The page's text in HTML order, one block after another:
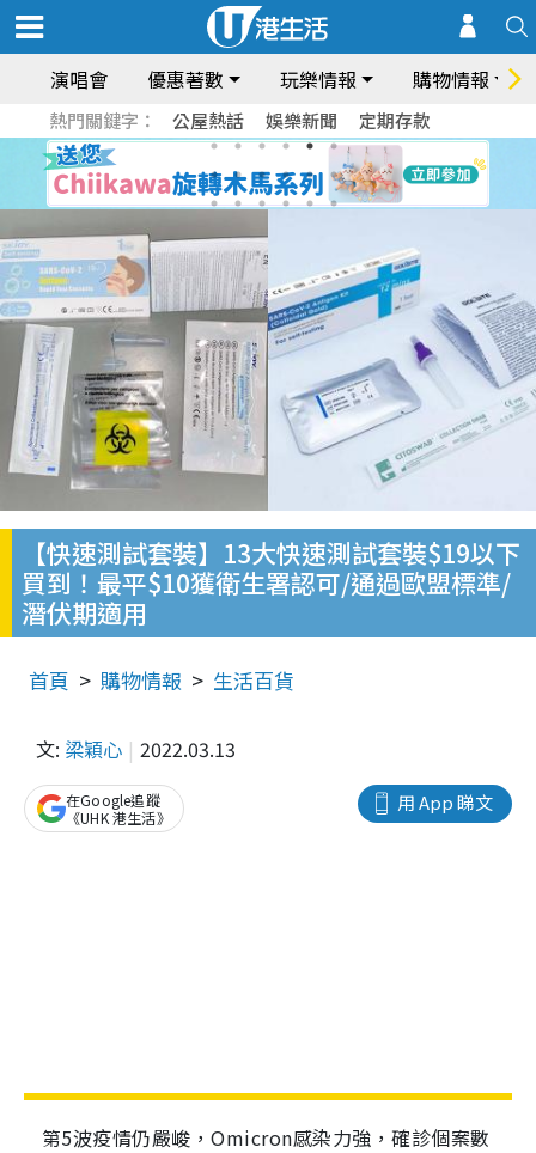
演唱會 優惠著數 玩樂情報 購物情報
熱門關鍵字： 公屋熱話 娛樂新聞 定期存款
【快速測試套裝】13大快速測試套裝$19以下
買到！最平$10獲衛生署認可/通過歐盟標準/
潛伏期適用
首頁 購物情報 生活百貨
文: 梁穎心 2022.03.13
用 App 睇文
在Google追蹤
《UHK 港生活》
第5波疫情仍嚴峻，Omicron感染力強，確診個案數